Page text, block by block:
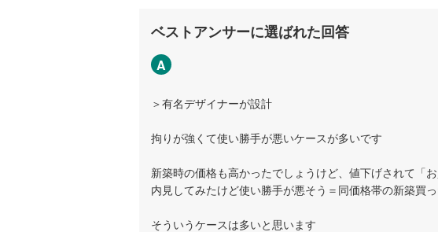
ベストアンサーに選ばれた回答
A
＞有名デザイナーが設計
拘りが強くて使い勝手が悪いケースが多いです
新築時の価格も高かったでしょうけど、値下げされて「
内見してみたけど使い勝手が悪そう＝同価格帯の新築買
そういうケースは多いと思います